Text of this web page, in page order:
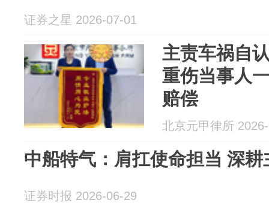
证券之星 2026-07-01
主责车祸自
重伤当事人
赔偿
北京元甲律所
中船特气：肩扛使命担当 深耕
证券时报 2026-06-29